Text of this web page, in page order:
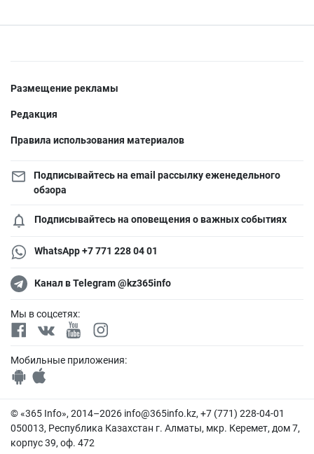
Размещение рекламы
Редакция
Правила использования материалов
Подписывайтесь на email рассылку еженедельного
обзора
Подписывайтесь на оповещения о важных событиях
WhatsApp +7 771 228 04 01
Канал в Telegram @kz365info
Мы в соцсетях:
Мобильные приложения:
© «365 Info», 2014–2026 info@365info.kz, +7 (771) 228-04-01
050013, Республика Казахстан г. Алматы, мкр. Керемет, дом 7,
корпус 39, оф. 472